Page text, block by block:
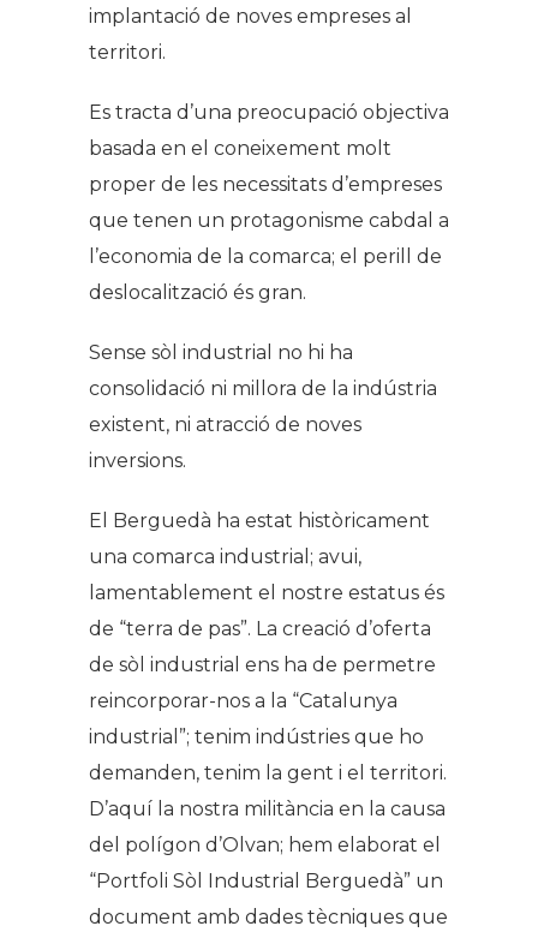
implantació de noves empreses al
territori.
Es tracta d’una preocupació objectiva
basada en el coneixement molt
proper de les necessitats d’empreses
que tenen un protagonisme cabdal a
l’economia de la comarca; el perill de
deslocalització és gran.
Sense sòl industrial no hi ha
consolidació ni millora de la indústria
existent, ni atracció de noves
inversions.
El Berguedà ha estat històricament
una comarca industrial; avui,
lamentablement el nostre estatus és
de “terra de pas”. La creació d’oferta
de sòl industrial ens ha de permetre
reincorporar-nos a la “Catalunya
industrial”; tenim indústries que ho
demanden, tenim la gent i el territori.
D’aquí la nostra militància en la causa
del polígon d’Olvan; hem elaborat el
“Portfoli Sòl Industrial Berguedà” un
document amb dades tècniques que